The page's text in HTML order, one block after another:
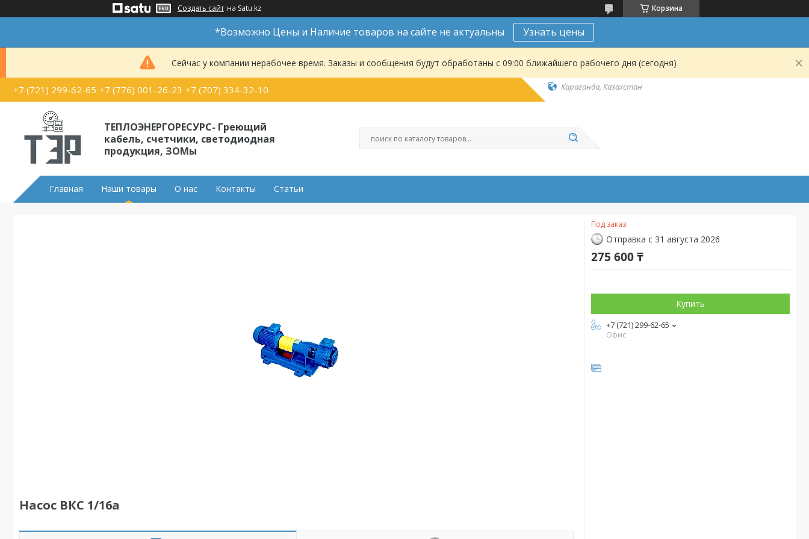
Создать сайт на Satu.kz Корзина
*Возможно Цены и Наличие товаров на сайте не актуальны Узнать цены
Сейчас у компании нерабочее время. Заказы и сообщения будут обработаны с 09:00 ближайшего рабочего дня (сегодня)
+7 (721) 299-62-65 +7 (776) 001-26-23 +7 (707) 334-32-10 Караганда, Казахстан
ТЕПЛОЭНЕРГОРЕСУРС- Греющий
кабель, счетчики, светодиодная
продукция, ЗОМы
Главная Наши товары О нас Контакты Статьи
Насос ВКС 1/16а
Под заказ
Отправка с 31 августа 2026
275 600 ₸
Купить
+7 (721) 299-62-65
Офис